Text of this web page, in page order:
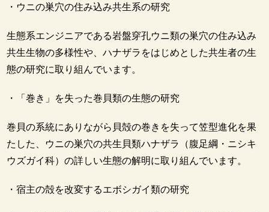
・ウニの巣穴の住み込み共生系の研究
生態系エンジニアである岩盤穿孔ウニ類の巣穴の住み込み
共生生物の多様性や、ハナザラをはじめとした共生者の生
態の研究に取り組んでいます。
・「巻き」を失った巻貝類の生態の研究
巻貝の系統にありながら貝殻の巻きを失って笠型進化を果
たした、ウニの巣穴の共生貝類ハナザラ（腹足綱・ニシキ
ウズガイ科）の詳しい生態の解明に取り組んでいます。
・宿主の殻を改変するエボシガイ類の研究